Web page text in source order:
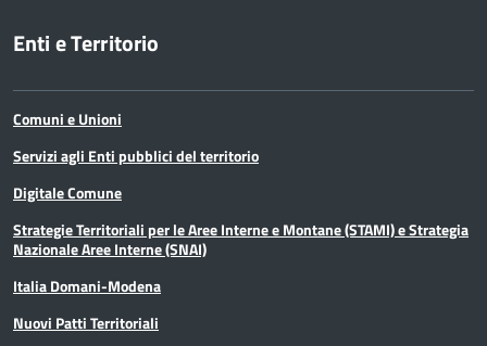
Enti e Territorio
Comuni e Unioni
Servizi agli Enti pubblici del territorio
Digitale Comune
Strategie Territoriali per le Aree Interne e Montane (STAMI) e Strategia
Nazionale Aree Interne (SNAI)
Italia Domani-Modena
Nuovi Patti Territoriali